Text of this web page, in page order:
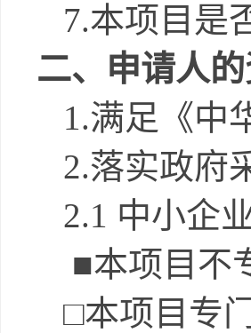
7.本项目是
二、申请人
1.满足《中
2.落实政府
2.1 中小企
■本项目不
□本项目专